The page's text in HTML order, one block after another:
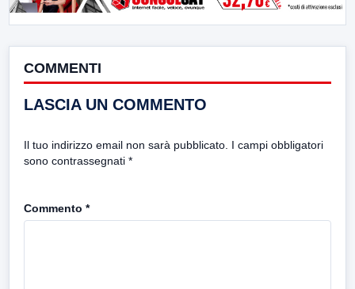
COMMENTI
LASCIA UN COMMENTO
Il tuo indirizzo email non sarà pubblicato. I campi obbligatori
sono contrassegnati *
Commento *